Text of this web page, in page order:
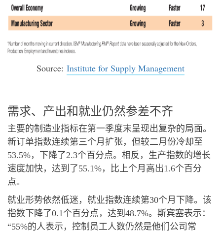
Source: Institute for Supply Management
需求、产出和就业仍然参差不齐
主要的制造业指标在第一季度末呈现出复杂的局面。
新订单指数连续第三个月扩张，但较二月份冷却至
53.5%，下降了2.3个百分点。相反，生产指数的增长
速度加快，达到了55.1%，比上个月高出1.6个百分
点。
就业形势依然低迷，就业指数连续第30个月下降。该
指数下降了0.1个百分点，达到48.7%。斯宾塞表示：
“55%的人表示，控制员工人数仍然是他们公司常